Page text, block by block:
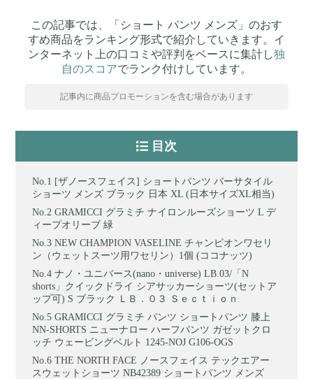
この記事では、「ショート パンツ メンズ」のおす
すめ商品をランキング形式で紹介していきます。イ
ンターネット上の口コミや評判をベースに集計し独
自のスコアでランク付けしています。
記事内に商品プロモーションを含む場合があります
目次
[ザノースフェイス] ショートパンツ バーサタイル
ショーツ メンズ ブラック 日本 XL (日本サイズXL相当)
GRAMICCI グラミチ ナイロンルーズショーツ L デ
ィープオリーブ 緑
NEW CHAMPION VASELINE チャンピオンワセリ
ン（ウェットスーツ用ワセリン）1個 (ココナッツ)
ナノ・ユニバース(nano・universe) LB.03/「N
shorts」クイックドライ シアサッカーショーツ(セットア
ップ可) S ブラック ＬＢ．０３ Ｓｅｃｔｉｏｎ
GRAMICCI グラミチ パンツ ショートパンツ 膝上
NN-SHORTS ニューナロー ハーフパンツ ガゼットクロ
ッチ ウェービングベルト 1245-NOJ G106-OGS
THE NORTH FACE ノースフェイス テックエアー
スウェットショーツ NB42389 ショートパンツ メンズ